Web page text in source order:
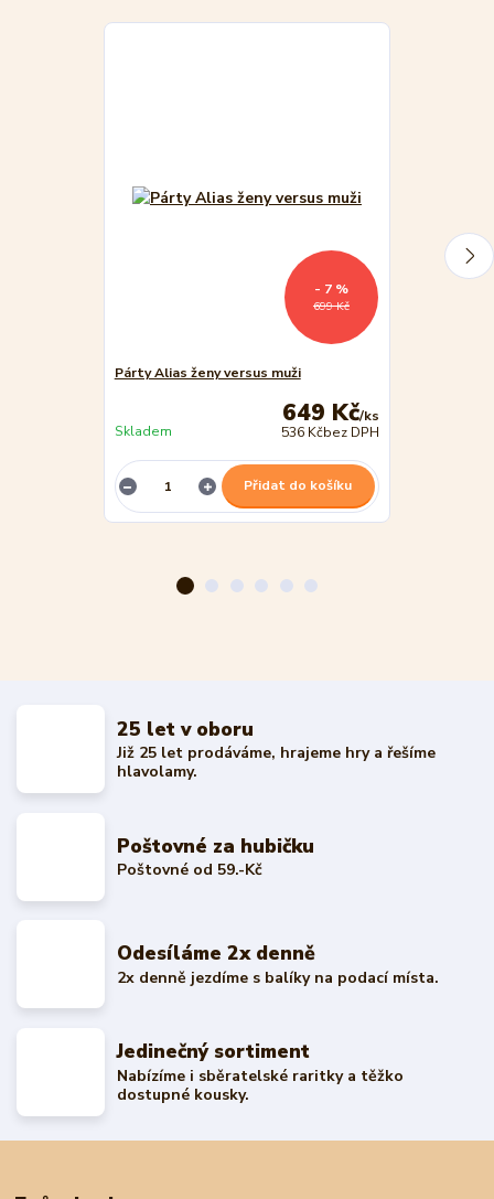
699 Kč
- 7 %
Párty Alias ženy versus muži
649 Kč/ks
536 Kčbez DPH
Skladem
Přidat do košíku
25 let v oboru
Již 25 let prodáváme, hrajeme hry a řešíme
hlavolamy.
Poštovné za hubičku
Poštovné od 59.-Kč
Odesíláme 2x denně
2x denně jezdíme s balíky na podací místa.
Jedinečný sortiment
Nabízíme i sběratelské raritky a těžko
dostupné kousky.